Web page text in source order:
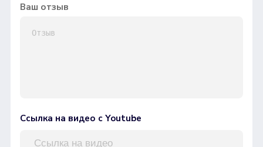
Ваш отзыв
Ссылка на видео с Youtube